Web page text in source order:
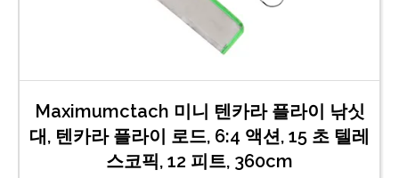
Maximumctach 미니 텐카라 플라이 낚싯
대, 텐카라 플라이 로드, 6:4 액션, 15 초 텔레
스코픽, 12 피트, 360cm